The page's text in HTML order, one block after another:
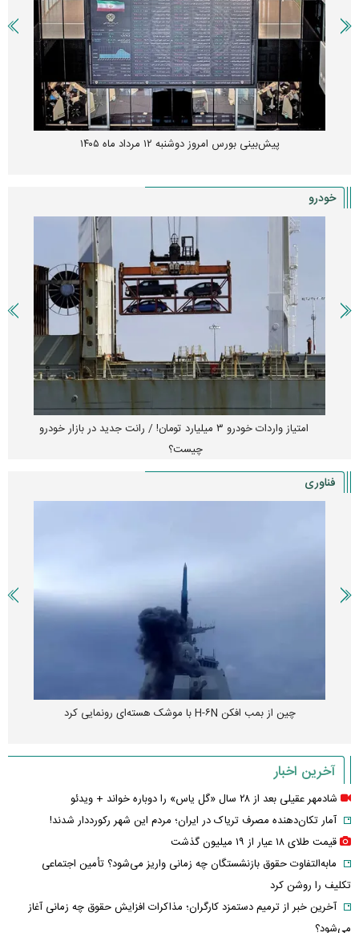
پیش‌بینی بورس امروز دوشنبه ۱۲ مرداد ماه ۱۴۰۵
خودرو
امتیاز واردات خودرو ۳ میلیارد تومان! / رانت جدید در بازار خودرو
چیست؟
فناوری
چین از بمب افکن H-۶N با موشک هسته‌ای رونمایی کرد
آخرین اخبار
شادمهر عقیلی بعد از ۲۸ سال «گل یاس» را دوباره خواند + ویدئو
آمار تکان‌دهنده مصرف تریاک در ایران؛ مردم این شهر رکورددار شدند!
قیمت طلای ۱۸ عیار از ۱۹ میلیون گذشت
مابه‌التفاوت حقوق بازنشستگان چه زمانی واریز می‌شود؟ تأمین اجتماعی
تکلیف را روشن کرد
آخرین خبر از ترمیم دستمزد کارگران؛ مذاکرات افزایش حقوق چه زمانی آغاز
می‌شود؟